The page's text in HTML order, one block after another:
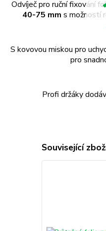
Odvíječ pro ruční fixování
40-75 mm s možností
S kovovou miskou pro
pro
Profi držáky
Související